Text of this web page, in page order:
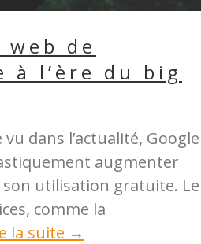
de
à l’ère du big
dans l’actualité, Google
augmenter
utilisation gratuite. Le
comme la
la suite →